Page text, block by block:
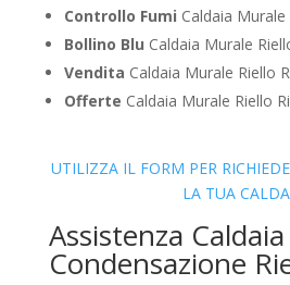
Controllo Fumi Caldaia
Bollino Blu Caldaia Murale
Vendita Caldaia Murale Riello
Offerte Caldaia Murale Riello
UTILIZZA IL FORM PER
LA TUA
Assistenza Caldaia
Condensazione